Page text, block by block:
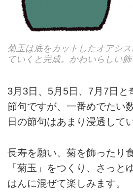
菊玉は底をカットしたオアシ
ていくと完成。かわいらしい
3月3日、5月5日、7月7日と
節句ですが、一番めでたい
日の節句はあまり浸透して
長寿を願い、菊を飾ったり
「菊玉」をつくり、さっと
はんに混ぜて楽しみます。